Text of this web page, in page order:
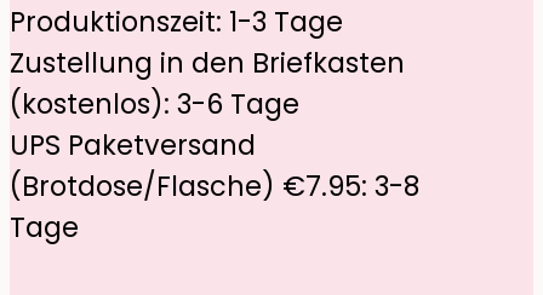
Produktionszeit: 1-3 Tage
Zustellung in den Briefkasten
(kostenlos): 3-6 Tage
UPS Paketversand
(Brotdose/Flasche) €7.95: 3-8
Tage